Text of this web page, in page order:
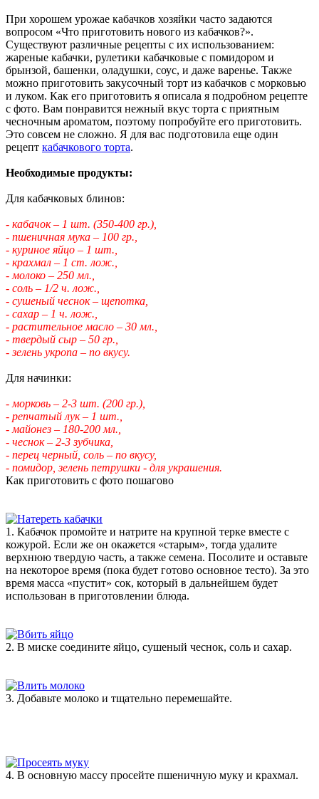
При хорошем урожае кабачков хозяйки часто задаются
вопросом «Что приготовить нового из кабачков?».
Существуют различные рецепты с их использованием:
жареные кабачки, рулетики кабачковые с помидором и
брынзой, башенки, оладушки, соус, и даже варенье. Также
можно приготовить закусочный торт из кабачков с морковью
и луком. Как его приготовить я описала я подробном рецепте
с фото. Вам понравится нежный вкус торта с приятным
чесночным ароматом, поэтому попробуйте его приготовить.
Это совсем не сложно. Я для вас подготовила еще один
рецепт кабачкового торта.
Необходимые продукты:
Для кабачковых блинов:
- кабачок – 1 шт. (350-400 гр.),
- пшеничная мука – 100 гр.,
- куриное яйцо – 1 шт.,
- крахмал – 1 ст. лож.,
- молоко – 250 мл.,
- соль – 1/2 ч. лож.,
- сушеный чеснок – щепотка,
- сахар – 1 ч. лож.,
- растительное масло – 30 мл.,
- твердый сыр – 50 гр.,
- зелень укропа – по вкусу.
Для начинки:
- морковь – 2-3 шт. (200 гр.),
- репчатый лук – 1 шт.,
- майонез – 180-200 мл.,
- чеснок – 2-3 зубчика,
- перец черный, соль – по вкусу,
- помидор, зелень петрушки - для украшения.
Как приготовить с фото пошагово
1. Кабачок промойте и натрите на крупной терке вместе с
кожурой. Если же он окажется «старым», тогда удалите
верхнюю твердую часть, а также семена. Посолите и оставьте
на некоторое время (пока будет готово основное тесто). За это
время масса «пустит» сок, который в дальнейшем будет
использован в приготовлении блюда.
2. В миске соедините яйцо, сушеный чеснок, соль и сахар.
3. Добавьте молоко и тщательно перемешайте.
4. В основную массу просейте пшеничную муку и крахмал.